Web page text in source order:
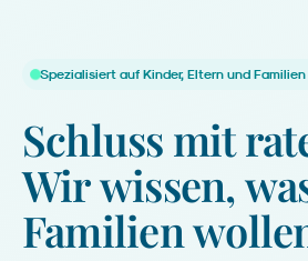
Spezialisiert auf Kinder, Eltern und
Schlussmit
Wirwissen,
Familien